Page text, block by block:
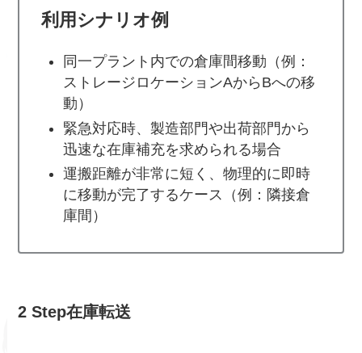
利用シナリオ例
同一プラント内での倉庫間移動（例：
ストレージロケーションAからBへの移
動）
緊急対応時、製造部門や出荷部門から
迅速な在庫補充を求められる場合
運搬距離が非常に短く、物理的に即時
に移動が完了するケース（例：隣接倉
庫間）
2 Step在庫転送